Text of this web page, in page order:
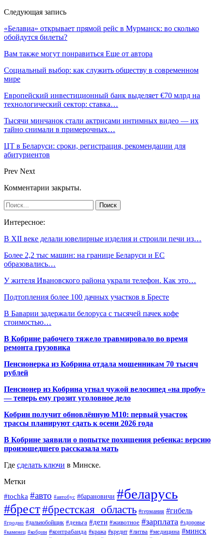
Следующая запись
«Белавиа» открывает прямой рейс в Мурманск: во сколько
обойдутся билеты?
Вам также могут понравиться Еще от автора
Социальный выбор: как служить обществу в современном
мире
Европейский инвестиционный банк выделяет €70 млрд на
технологический сектор: ставка…
Тысячи минчанок стали актрисами интимных видео — их
тайно снимали в примерочных…
ЦТ в Беларуси: сроки, регистрация, рекомендации для
абитуриентов
Prev Next
Комментарии закрыты.
Интересное:
В XII веке делали ювелирные изделия и строили печи из…
Более 2,2 тыс машин: на границе Беларуси и ЕС
образовались…
У жителя Ивановского района украли телефон. Как это…
Подтопления более 100 дачных участков в Бресте
В Баварии задержали белоруса с тысячей пачек кофе
стоимостью…
В Кобрине рабочего тяжело травмировало во время
ремонта грузовика
Пенсионерка из Кобрина отдала мошенникам 70 тысяч
рублей
Пенсионер из Кобрина угнал чужой велосипед «на пробу»
— теперь ему грозит уголовное дело
Кобрин получит обновлённую М10: первый участок
трассы планируют сдать к осени 2026 года
В Кобрине заявили о попытке похищения ребенка: версию
произошедшего рассказала мать
Где сделать ключи в Минске.
Метки
#tochka #авто #автобус #барановичи #беларусь
#брест#брестская_область #германия #гибель
#гродно #дальнобойщик #деньга #дети #животное #зарплата #здоровье
#каменец #кобрин #контрабанда #кража #кредит #литва #медицина #минск